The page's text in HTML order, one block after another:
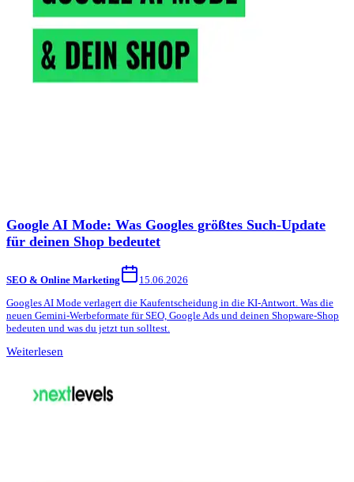
Google AI Mode: Was Googles größtes Such-Update
für deinen Shop bedeutet
SEO & Online Marketing
15.06.2026
Googles AI Mode verlagert die Kaufentscheidung in die KI-Antwort. Was die
neuen Gemini-Werbeformate für SEO, Google Ads und deinen Shopware-Shop
bedeuten und was du jetzt tun solltest.
Weiterlesen